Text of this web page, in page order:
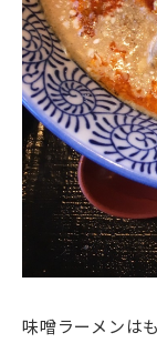
味噌ラーメンは